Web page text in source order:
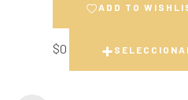
ADD TO
$0